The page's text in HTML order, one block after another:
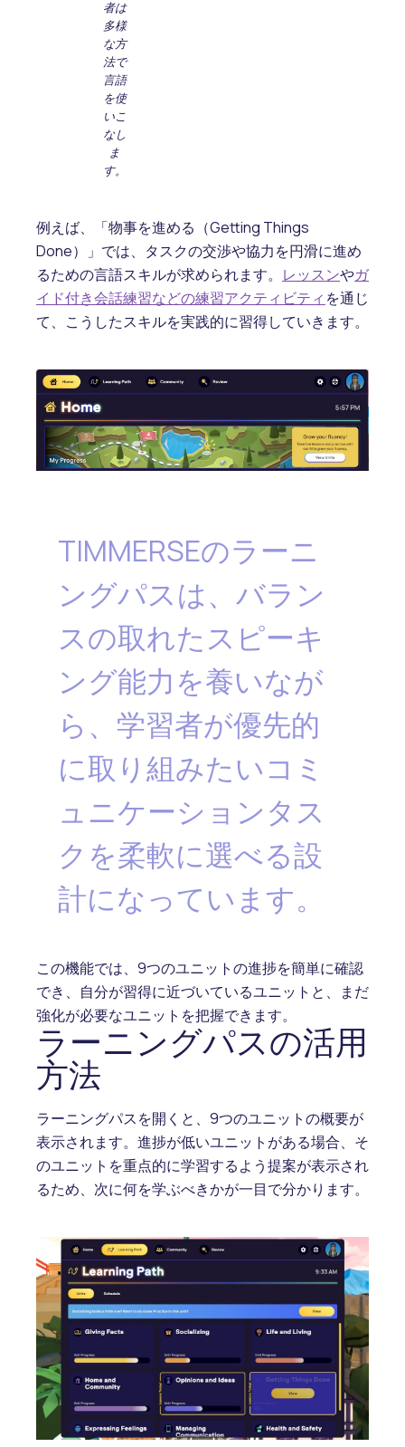
者は
多様
な方
法で
言語
を使
いこ
なし
ま
す。
例えば、「物事を進める（Getting Things
Done）」では、タスクの交渉や協力を円滑に進め
るための言語スキルが求められます。 レッスンやガ
イド付き会話練習などの練習アクティビティ を通じ
て、こうしたスキルを実践的に習得していきます。
TIMMERSEのラーニ
ングパスは、バラン
スの取れたスピーキ
ング能力を養いなが
ら、学習者が優先的
に取り組みたいコミ
ュニケーションタス
クを柔軟に選べる設
計になっています。
この機能では、9つのユニットの進捗を簡単に確認
でき、自分が習得に近づいているユニットと、まだ
強化が必要なユニットを把握できます。
ラーニングパスの活用
方法
ラーニングパスを開くと、9つのユニットの概要が
表示されます。進捗が低いユニットがある場合、そ
のユニットを重点的に学習するよう提案が表示され
るため、次に何を学ぶべきかが一目で分かります。